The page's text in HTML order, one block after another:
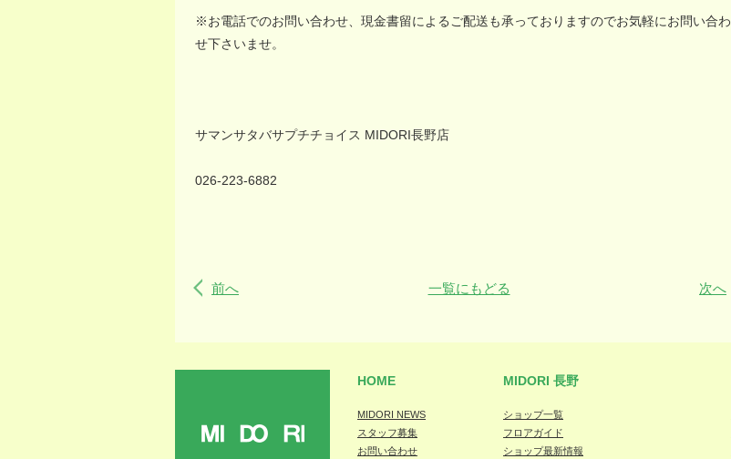
※お電話でのお問い合わせ、現金書留によるご配送も承っておりますのでお気軽にお問い合わ
せ下さいませ。
サマンサタバサプチチョイス MIDORI長野店
026-223-6882
前へ 一覧にもどる 次へ
HOME
MIDORI NEWS
スタッフ募集
お問い合わせ
MIDORI 長野
ショップ一覧
フロアガイド
ショップ最新情報